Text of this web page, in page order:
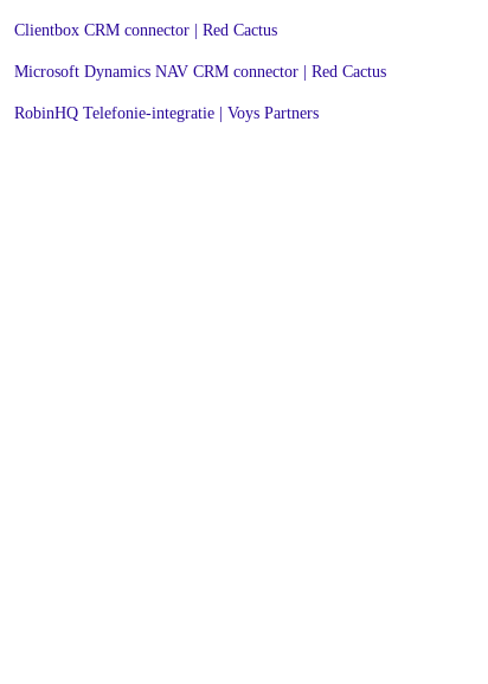
Clientbox CRM connector | Red Cactus
Microsoft Dynamics NAV CRM connector | Red Cactus
RobinHQ Telefonie-integratie | Voys Partners